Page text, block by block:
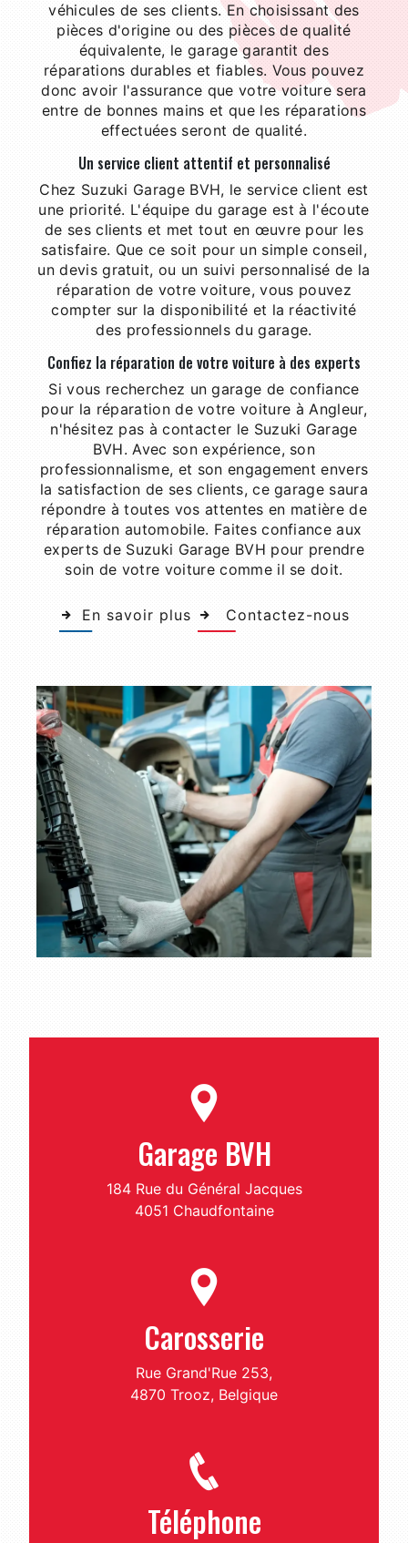
véhicules de ses clients. En choisissant des
pièces d'origine ou des pièces de qualité
équivalente, le garage garantit des
réparations durables et fiables. Vous pouvez
donc avoir l'assurance que votre voiture sera
entre de bonnes mains et que les réparations
effectuées seront de qualité.
Un service client attentif et personnalisé
Chez Suzuki Garage BVH, le service client est
une priorité. L'équipe du garage est à l'écoute
de ses clients et met tout en œuvre pour les
satisfaire. Que ce soit pour un simple conseil,
un devis gratuit, ou un suivi personnalisé de la
réparation de votre voiture, vous pouvez
compter sur la disponibilité et la réactivité
des professionnels du garage.
Confiez la réparation de votre voiture à des experts
Si vous recherchez un garage de confiance
pour la réparation de votre voiture à Angleur,
n'hésitez pas à contacter le Suzuki Garage
BVH. Avec son expérience, son
professionnalisme, et son engagement envers
la satisfaction de ses clients, ce garage saura
répondre à toutes vos attentes en matière de
réparation automobile. Faites confiance aux
experts de Suzuki Garage BVH pour prendre
soin de votre voiture comme il se doit.
En savoir plus Contactez-nous
Garage BVH
184 Rue du Général Jacques
4051 Chaudfontaine
Carosserie
Rue Grand'Rue 253,
4870 Trooz, Belgique
Téléphone